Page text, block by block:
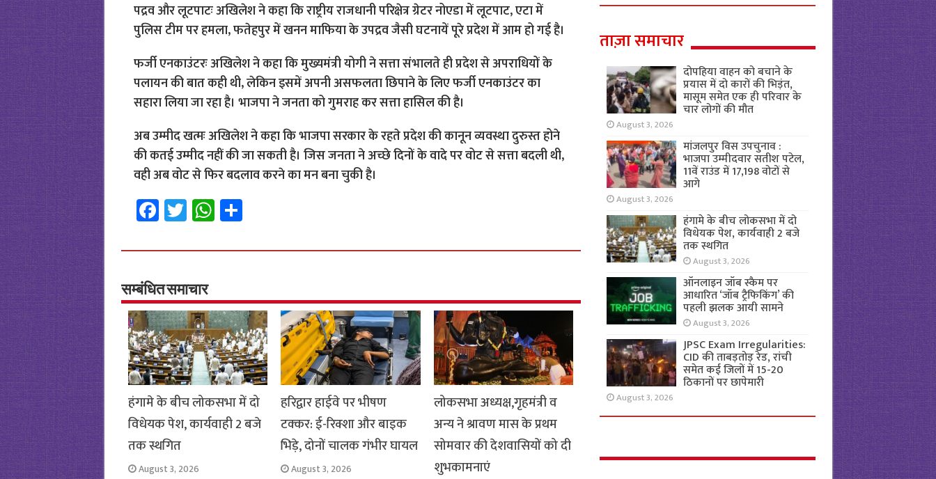
पद्रव और लूटपाटः अखिलेश ने कहा कि राष्ट्रीय राजधानी परिक्षेत्र ग्रेटर नोएडा में लूटपाट, एटा में
पुलिस टीम पर हमला, फतेहपुर में खनन माफिया के उपद्रव जैसी घटनायें पूरे प्रदेश में आम हो गई है।
फर्जी एनकाउंटरः अखिलेश ने कहा कि मुख्यमंत्री योगी ने सत्ता संभालते ही प्रदेश से अपराधियों के
पलायन की बात कही थी, लेकिन इसमें अपनी असफलता छिपाने के लिए फर्जी एनकाउंटर का
सहारा लिया जा रहा है। भाजपा ने जनता को गुमराह कर सत्ता हासिल की है।
अब उम्मीद खत्मः अखिलेश ने कहा कि भाजपा सरकार के रहते प्रदेश की कानून व्यवस्था दुरुस्त होने
की कतई उम्मीद नहीं की जा सकती है। जिस जनता ने अच्छे दिनों के वादे पर वोट से सत्ता बदली थी,
वही अब वोट से फिर बदलाव करने का मन बना चुकी है।
Fa
ce
b
o
o
k
T
wi
tt
er
W
h
at
p
p
S
h
ar
सम्बंधित समाचार
हंगामे के बीच लोकसभा में दो
विधेयक पेश, कार्यवाही 2 बजे
तक स्थगित
August 3, 2026
हरिद्वार हाईवे पर भीषण
टक्कर: ई-रिक्शा और बाइक
भिड़े, दोनों चालक गंभीर घायल
August 3, 2026
लोकसभा अध्यक्ष,गृहमंत्री व
अन्य ने श्रावण मास के प्रथम
सोमवार की देशवासियों को दी
शुभकामनाएं
ताज़ा समाचार
दोपहिया वाहन को बचाने के
प्रयास में दो कारों की भिड़ंत,
मासूम समेत एक ही परिवार के
चार लोगों की मौत
August 3, 2026
मांजलपुर विस उपचुनाव :
भाजपा उम्मीदवार सतीश पटेल,
11वें राउंड में 17,198 वोटों से
आगे
August 3, 2026
हंगामे के बीच लोकसभा में दो
विधेयक पेश, कार्यवाही 2 बजे
तक स्थगित
August 3, 2026
ऑनलाइन जॉब स्कैम पर
आधारित ‘जॉब ट्रैफिकिंग’ की
पहली झलक आयी सामने
August 3, 2026
JPSC Exam Irregularities:
CID की ताबड़तोड़ रेड, रांची
समेत कई जिलों में 15-20
ठिकानों पर छापेमारी
August 3, 2026